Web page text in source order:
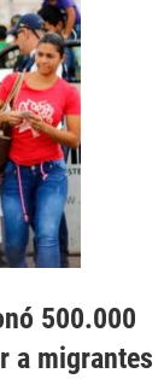
500.000
a migrantes